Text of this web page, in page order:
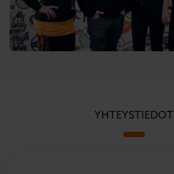
YHTEYSTIEDOT